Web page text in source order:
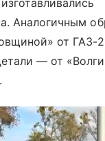
Аналогичным
от ГАЗ-
— от